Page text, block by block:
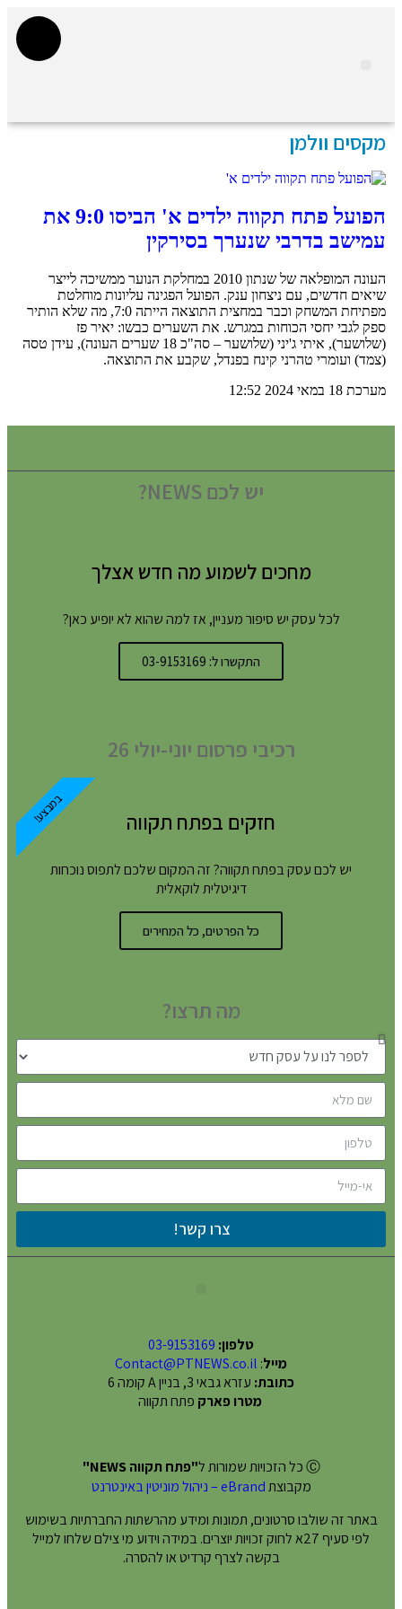
מקסים וולמן
הפועל פתח תקווה ילדים א' הביסו 9:0 את
עמישב בדרבי שנערך בסירקין
העונה המופלאה של שנתון 2010 במחלקת הנוער ממשיכה לייצר
שיאים חדשים, עם ניצחון ענק. הפועל הפגינה עליונות מוחלטת
מפתיחת המשחק וכבר במחצית התוצאה הייתה 7:0, מה שלא הותיר
ספק לגבי יחסי הכוחות במגרש. את השערים כבשו: יאיר פז
(שלושער), איתי ג'יני (שלושער – סה"כ 18 שערים העונה), עידן טסה
(צמד) ועומרי טהרני קינח בפנדל, שקבע את התוצאה.
מערכת 18 במאי 2024 12:52
יש לכם NEWS?
מחכים לשמוע מה חדש אצלך
לכל עסק יש סיפור מעניין, אז למה שהוא לא יופיע כאן?
התקשרו ל: 03-9153169
רכיבי פרסום יוני-יולי 26
חזקים בפתח תקווה
יש לכם עסק בפתח תקווה? זה המקום שלכם לתפוס נוכחות
דיגיטלית לוקאלית
כל הפרטים, כל המחירים
במבצע!
מה תרצו?
צרו קשר!
טלפון: 03-9153169
מייל:
Contact@PTNEWS.co.il
כתובת: עזרא גבאי 3, בניין A קומה 6
מטרו פארק פתח תקווה
Ⓒ כל הזכויות שמורות ל
"פתח תקווה NEWS"
מקבוצתeBrand – ניהול מוניטין באינטרנט
באתר זה שולבו סרטונים, תמונות ומידע מהרשתות החברתיות בשימוש
לפי סעיף 27א לחוק זכויות יוצרים. במידה וידוע מי צילם שלחו למייל
בקשה לצרף קרדיט או להסרה.